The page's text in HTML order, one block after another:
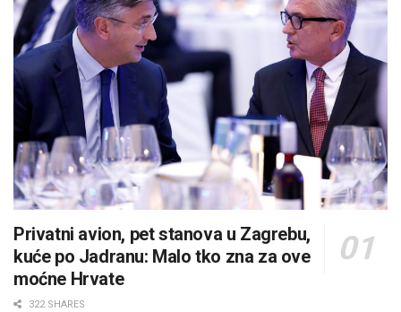
Privatni avion, pet stanova u Zagrebu,
kuće po Jadranu: Malo tko zna za ove
moćne Hrvate
322 SHARES